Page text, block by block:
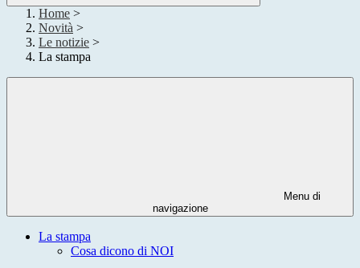
Home >
Novità >
Le notizie >
La stampa
Menu di
navigazione
La stampa
Cosa dicono di NOI